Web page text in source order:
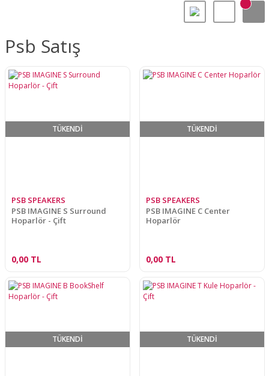
Psb Satış
TÜKENDİ
PSB SPEAKERS
PSB IMAGINE S Surround
Hoparlör - Çift
0,00 TL
TÜKENDİ
PSB SPEAKERS
PSB IMAGINE C Center
Hoparlör
0,00 TL
TÜKENDİ TÜKENDİ